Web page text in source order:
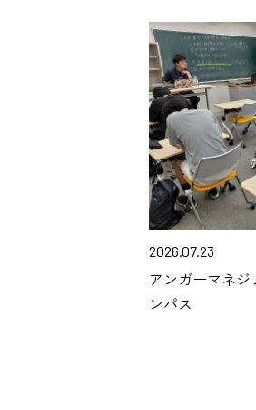
2026.07.23
アンガーマネ
ンパス